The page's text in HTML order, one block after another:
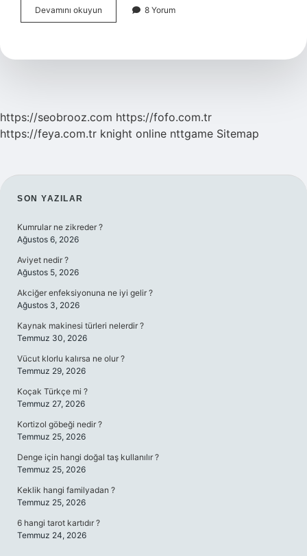
Devamını okuyun
Kaç
8 Yorum
https://seobrooz.com https://fofo.com.tr
https://feya.com.tr knight online nttgame Sitemap
SIDEBAR
SON YAZILAR
Kumrular ne zikreder ?
Ağustos 6, 2026
Aviyet nedir ?
Ağustos 5, 2026
Akciğer enfeksiyonuna ne iyi gelir ?
Ağustos 3, 2026
Kaynak makinesi türleri nelerdir ?
Temmuz 30, 2026
Vücut klorlu kalırsa ne olur ?
Temmuz 29, 2026
Koçak Türkçe mi ?
Temmuz 27, 2026
Kortizol göbeği nedir ?
Temmuz 25, 2026
Denge için hangi doğal taş kullanılır ?
Temmuz 25, 2026
Keklik hangi familyadan ?
Temmuz 25, 2026
6 hangi tarot kartıdır ?
Temmuz 24, 2026